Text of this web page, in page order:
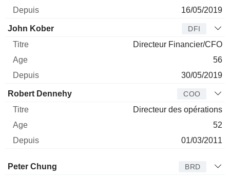
16/05/2019
John Kober DFI
Directeur Financier/CFO
56
30/05/2019
Robert Dennehy COO
Directeur des opérations
52
01/03/2011
Administrateur
Peter Chung BRD